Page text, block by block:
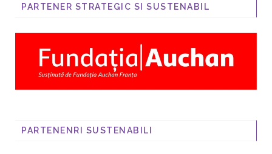
PARTENER STRATEGIC SI SUSTENABIL
PARTENENRI SUSTENABILI